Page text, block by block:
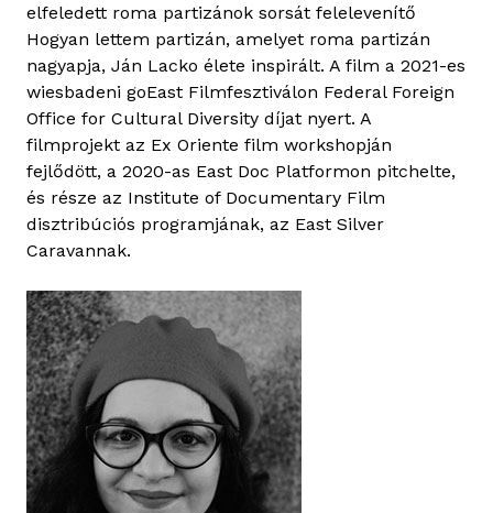
elfeledett roma partizánok sorsát felelevenítő
Hogyan lettem partizán, amelyet roma partizán
nagyapja, Ján Lacko élete inspirált. A film a 2021-es
wiesbadeni goEast Filmfesztiválon Federal Foreign
Office for Cultural Diversity díjat nyert. A
filmprojekt az Ex Oriente film workshopján
fejlődött, a 2020-as East Doc Platformon pitchelte,
és része az Institute of Documentary Film
disztribúciós programjának, az East Silver
Caravannak.